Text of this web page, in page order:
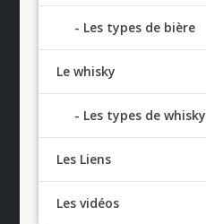
Les types de bière
Le whisky
Les types de whisky
Les Liens
Les vidéos